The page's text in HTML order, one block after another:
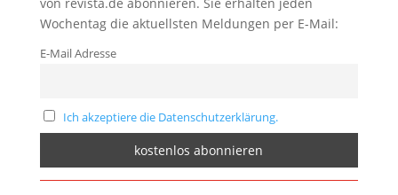
Wochentag die aktuellsten Meldungen per E-Mail:
E-Mail Adresse
Ich akzeptiere die Datenschutzerklärung.